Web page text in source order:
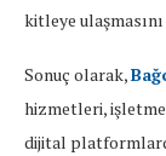
kitleye
Sonuç olarak,
hizmetleri,
dijital